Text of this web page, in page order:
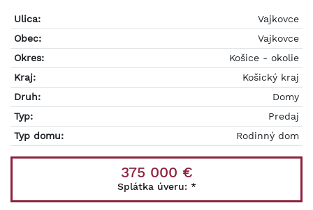
Ulica:
Vajkovce
Obec:
Vajkovce
Okres:
Košice - okolie
Kraj:
Košický kraj
Druh:
Domy
Typ:
Predaj
Typ domu:
Rodinný dom
375 000 €
Splátka úveru: *